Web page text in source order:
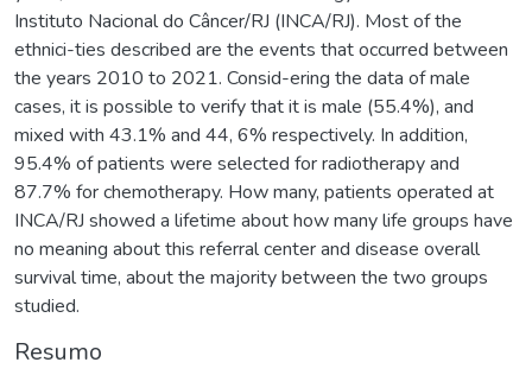
Instituto Nacional do Câncer/RJ (INCA/RJ). Most of the
ethnici-ties described are the events that occurred between
the years 2010 to 2021. Consid-ering the data of male
cases, it is possible to verify that it is male (55.4%), and
mixed with 43.1% and 44, 6% respectively. In addition,
95.4% of patients were selected for radiotherapy and
87.7% for chemotherapy. How many, patients operated at
INCA/RJ showed a lifetime about how many life groups have
no meaning about this referral center and disease overall
survival time, about the majority between the two groups
studied.
Resumo